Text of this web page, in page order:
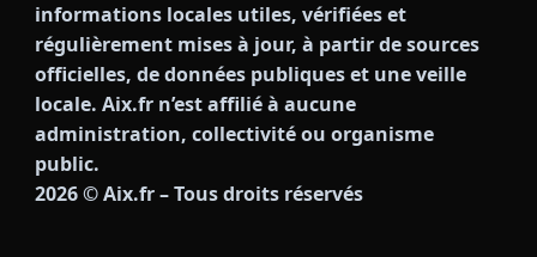
informations locales utiles, vérifiées et
régulièrement mises à jour, à partir de sources
officielles, de données publiques et une veille
locale. Aix.fr n’est affilié à aucune
administration, collectivité ou organisme
public.
2026© Aix.fr – Tous droits réservés